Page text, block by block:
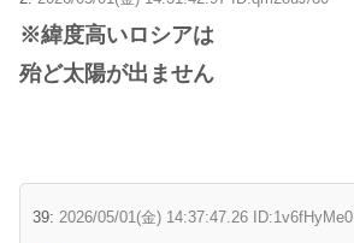
※緯度高いロシアは
殆ど太陽が出ません
39: 2026/05/01(金) 14:37:47.26 ID:1v6fHyMe0